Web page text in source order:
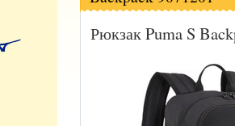
Рюкзак Puma S